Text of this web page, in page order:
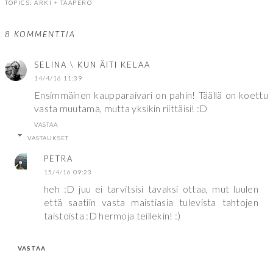
TOPICS: ARKI + TAAPERO
8 KOMMENTTIA
SELINA \ KUN ÄITI KELAA
14/4/16 11:39
Ensimmäinen kaupparaivari on pahin! Täällä on koettu
vasta muutama, mutta yksikin riittäisi! :D
VASTAA
VASTAUKSET
PETRA
15/4/16 09:23
heh :D juu ei tarvitsisi tavaksi ottaa, mut luulen
että saatiin vasta maistiasia tulevista tahtojen
taistoista :D hermoja teillekin! :)
VASTAA